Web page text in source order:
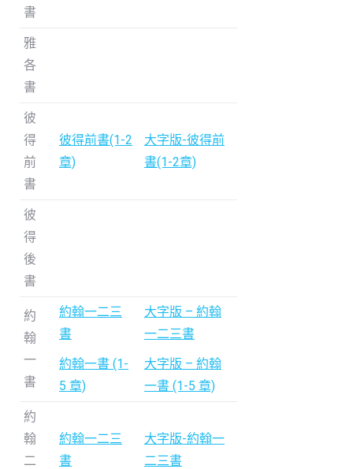
書
雅
各
書
彼
得
前
書
彼得前書(1-2
章)
大字版-彼得前
書(1-2章)
彼
得
後
書
約
翰
一
書
約翰一二三
書
約翰一書 (1-
5 章)
大字版 – 約翰
一二三書
大字版 – 約翰
一書 (1-5 章)
約
翰
二
約翰一二三
書
大字版-約翰一
二三書